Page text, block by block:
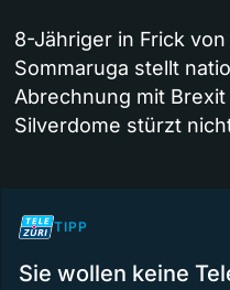
8-Jähriger in Frick
Sommaruga stellt
Abrechnung mit
Silverdome stürzt
TIPP
Sie wollen keine